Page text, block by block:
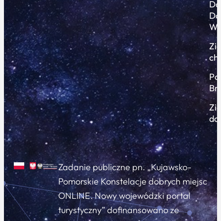
Zadanie publiczne pn. „Kujawsko-
Pomorskie Konstelacje dobrych miejsc
ONLINE. Nowy wojewódzki portal
turystyczny” dofinansowano ze